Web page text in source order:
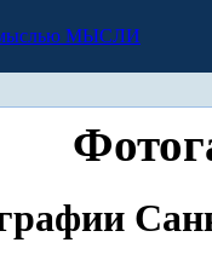
МЫСЛИ